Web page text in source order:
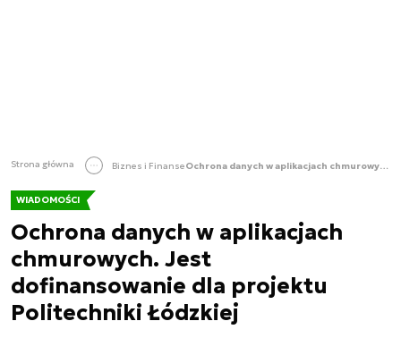
Strona główna Biznes i Finanse Ochrona danych w aplikacjach chmurowych. Jest dofinansowanie dla projektu Politechniki Łódzkiej
WIADOMOŚCI
Ochrona danych w aplikacjach
chmurowych. Jest
dofinansowanie dla projektu
Politechniki Łódzkiej